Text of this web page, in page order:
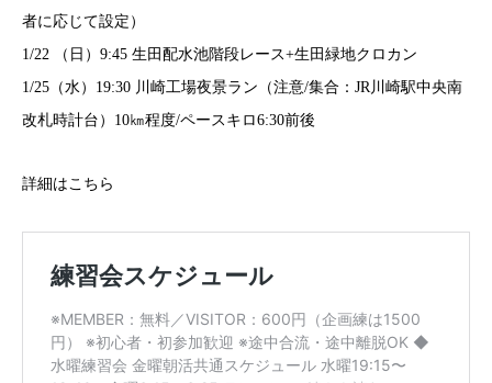
者に応じて設定）
1/22 （日）9:45 生田配水池階段レース+生田緑地クロカン
1/25（水）19:30 川崎工場夜景ラン（注意/集合：JR川崎駅中央南
改札時計台）10㎞程度/ペースキロ6:30前後
詳細はこちら